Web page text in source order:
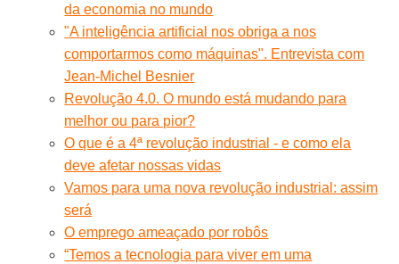
da economia no mundo
"A inteligência artificial nos obriga a nos
comportarmos como máquinas". Entrevista com
Jean-Michel Besnier
Revolução 4.0. O mundo está mudando para
melhor ou para pior?
O que é a 4ª revolução industrial - e como ela
deve afetar nossas vidas
Vamos para uma nova revolução industrial: assim
será
O emprego ameaçado por robôs
“Temos a tecnologia para viver em uma